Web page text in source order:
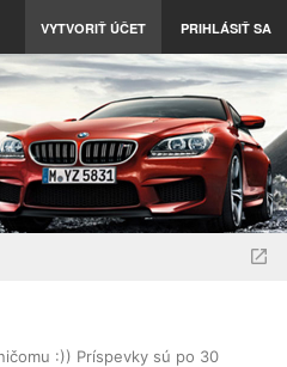
VYTVORIŤ ÚČET PRIHLÁSIŤ SA
:)) Príspevky sú po 30